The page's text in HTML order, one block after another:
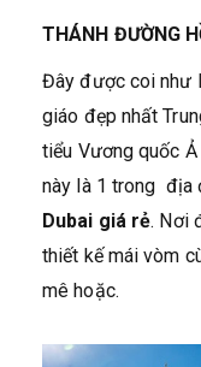
THÁNH ĐƯỜNG
Đây được coi như
giáo đẹp nhất
tiểu Vương quốc
này là 1 trong địa
Dubai giá rẻ. Nơi
thiết kế mái vòm
mê hoặc.